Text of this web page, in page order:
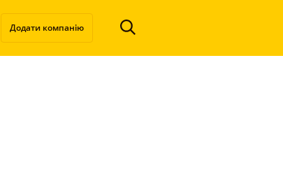
Додати компанію